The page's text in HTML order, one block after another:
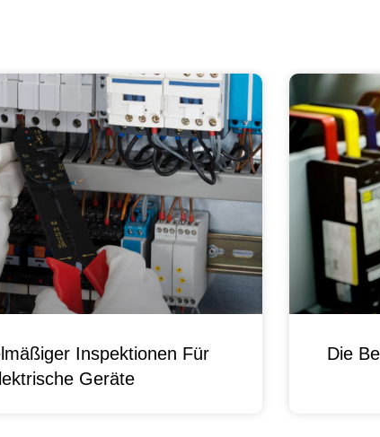
Inspektionen Für
Geräte
Die